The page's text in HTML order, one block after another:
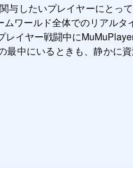
与したいプレイヤーにと
ワールド全体でのリアル
イヤー戦闘中に
最中にいるときも、静かに